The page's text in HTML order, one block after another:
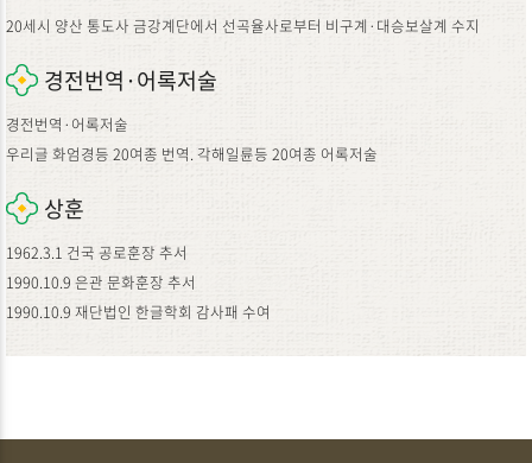
20세시 양산 통도사 금강계단에서 선곡율사로부터 비구계·대승보살계 수지
경전번역·어록저술
경전번역·어록저술
우리글 화엄경등 20여종 번역. 각해일륜등 20여종 어록저술
상훈
1962.3.1 건국 공로훈장 추서
1990.10.9 은관 문화훈장 추서
1990.10.9 재단법인 한글학회 감사패 수여